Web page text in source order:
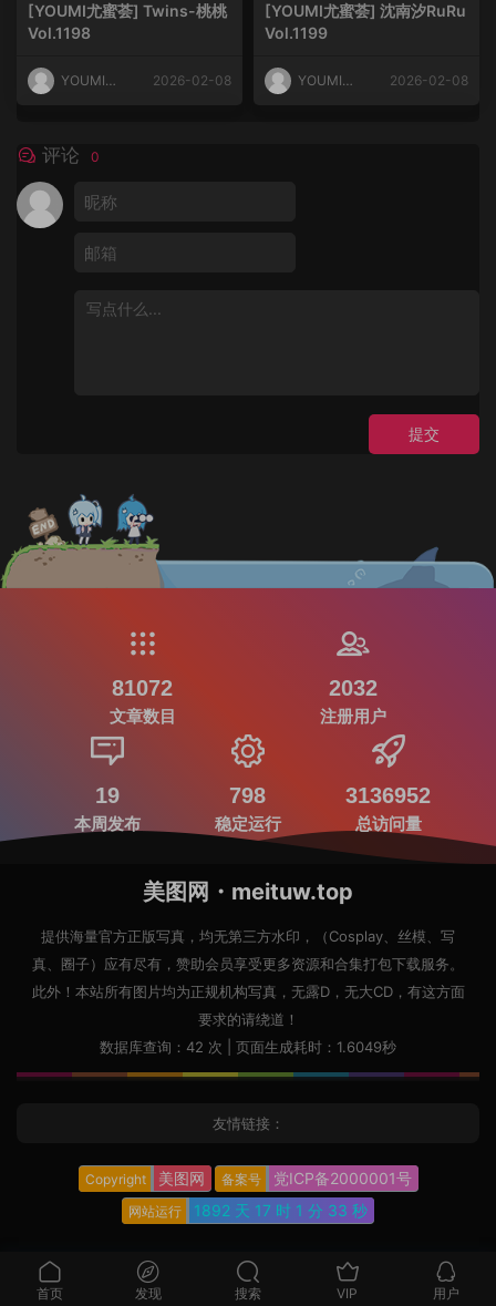
[YOUMI尤蜜荟] Twins-桃桃
Vol.1198
YOUMI尤
2026-02-08
[YOUMI尤蜜荟] 沈南汐RuRu
Vol.1199
YOUMI尤
2026-02-08
评论 0
提交
81072
文章数目
2032
注册用户
19
本周发布
798
稳定运行
3136952
总访问量
美图网・meituw.top
提供海量官方正版写真，均无第三方水印，（Cosplay、丝模、写
真、圈子）应有尽有，赞助会员享受更多资源和合集打包下载服务。
此外！本站所有图片均为正规机构写真，无露D，无大CD，有这方面
要求的请绕道！
数据库查询：42 次 | 页面生成耗时：1.6049秒
友情链接：
Copyright 美图网 备案号 党ICP备2000001号
网站运行 1892 天 17 时 1 分 34 秒
首页 发现 搜索 VIP 用户